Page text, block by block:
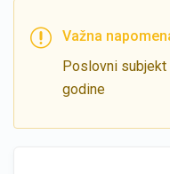
Važna
Poslovni subjekt
godine